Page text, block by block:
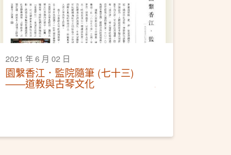
2021 年 6 月 02 日
園繫香江．監院隨筆 (七十三)
——道教與古琴文化